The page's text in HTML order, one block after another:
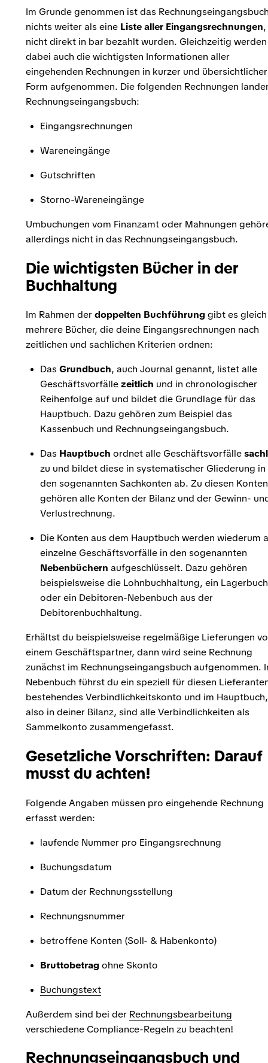
Im Grunde genommen ist das
nichts weiter als eine Liste aller Eingangsrechnungen
nicht direkt in bar bezahlt wurden. Gleichzeitig werden
dabei auch die wichtigsten Informationen aller
eingehenden Rechnungen in kurzer und übersichtlicher
Form aufgenommen. Die folgenden Rechnungen
Rechnungseingangsbuch:
Eingangsrechnungen
Wareneingänge
Gutschriften
Storno-Wareneingänge
Umbuchungen vom Finanzamt oder Mahnungen
allerdings nicht in das Rechnungseingangsbuch.
Die wichtigsten Bücher in der
Buchhaltung
Im Rahmen derdoppelten Buchführung gibt es gleich
mehrere Bücher, die deine Eingangsrechnungen nach
zeitlichen und sachlichen Kriterien ordnen:
Das Grundbuch, auch Journal genannt, listet alle
Geschäftsvorfällezeitlich und in chronologischer
Reihenfolge auf und bildet die Grundlage für das
Hauptbuch. Dazu gehören zum Beispiel das
Kassenbuch und Rechnungseingangsbuch.
Das Hauptbuch ordnet alle Geschäftsvorfälle
zu und bildet diese in systematischer Gliederung in
den sogenannten Sachkonten ab. Zu diesen Konten
gehören alle Konten der Bilanz und der Gewinn-
Verlustrechnung.
Die Konten aus dem Hauptbuch werden wiederum
einzelne Geschäftsvorfälle in den sogenannten
Nebenbüchern aufgeschlüsselt. Dazu gehören
beispielsweise die Lohnbuchhaltung, ein Lagerbuch
oder ein Debitoren-Nebenbuch aus der
Debitorenbuchhaltung.
Erhältst du beispielsweise regelmäßige Lieferungen
einem Geschäftspartner, dann wird seine Rechnung
zunächst im Rechnungseingangsbuch aufgenommen.
Nebenbuch führst du ein speziell für diesen
bestehendes Verbindlichkeitskonto und im Hauptbuch,
also in deiner Bilanz, sind alle Verbindlichkeiten als
Sammelkonto zusammengefasst.
Gesetzliche Vorschriften: Darauf
musst du achten!
Folgende Angaben müssen pro eingehende Rechnung
erfasst werden:
laufende Nummer pro Eingangsrechnung
Buchungsdatum
Datum der Rechnungsstellung
Rechnungsnummer
betroffene Konten (Soll- & Habenkonto)
Bruttobetrag ohne Skonto
Buchungstext
Außerdem sind bei der Rechnungsbearbeitung
verschiedene Compliance-Regeln zu beachten!
Rechnungseingangsbuch und